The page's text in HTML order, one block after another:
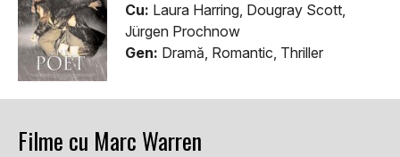
Cu: Laura Harring, Dougray Scott,
Jürgen Prochnow
Gen: Dramă, Romantic, Thriller
Filme cu Marc Warren